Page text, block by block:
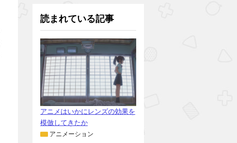
読まれている記事
アニメはいかにレンズの効果を
模倣してきたか
アニメーション